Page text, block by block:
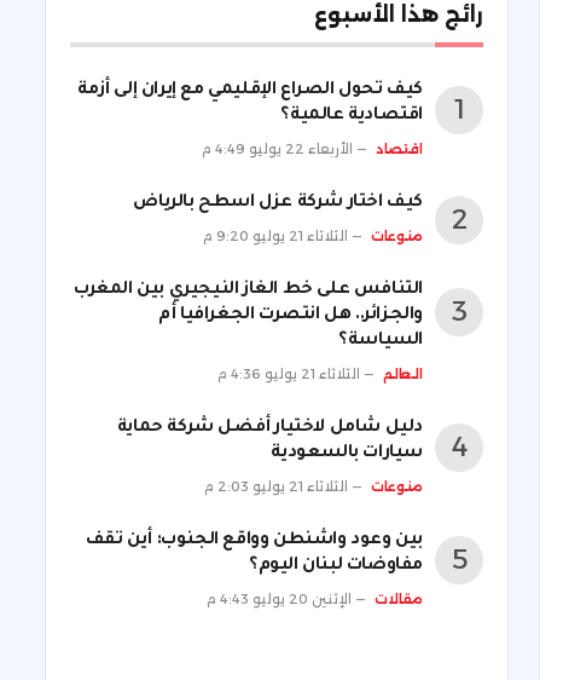
رائج هذا الأسبوع
كيف تحول الصراع الإقليمي مع إيران إلى أزمة
اقتصادية عالمية؟
اقتصاد الأربعاء 22 يوليو 4:49 م
كيف اختار شركة عزل اسطح بالرياض
منوعات الثلاثاء 21 يوليو 9:20 م
التنافس على خط الغاز النيجيري بين المغرب
والجزائر.. هل انتصرت الجغرافيا أم
السياسة؟
العالم الثلاثاء 21 يوليو 4:36 م
دليل شامل لاختيار أفضل شركة حماية
سيارات بالسعودية
منوعات الثلاثاء 21 يوليو 2:03 م
بين وعود واشنطن وواقع الجنوب: أين تقف
مفاوضات لبنان اليوم؟
مقالات الإثنين 20 يوليو 4:43 م